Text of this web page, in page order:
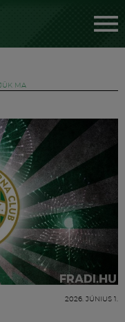
MA
2026. JÚNIUS 1.